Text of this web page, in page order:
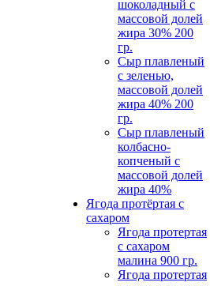
шоколадный с
массовой долей
жира 30% 200
гр.
Сыр плавленый
с зеленью,
массовой долей
жира 40% 200
гр.
Сыр плавленый
колбасно-
копченый с
массовой долей
жира 40%
Ягода протёртая с
сахаром
Ягода протертая
с сахаром
малина 900 гр.
Ягода протертая